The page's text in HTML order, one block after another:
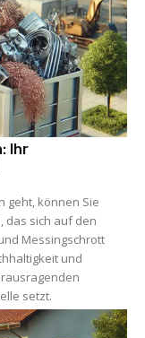
Ihr
geht, können Sie
das sich auf den
Messingschrott
und
setzt.